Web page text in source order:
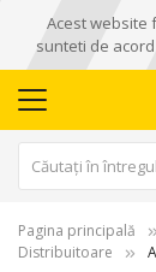
Acest website
sunteti de
Pagina principală
Distribuitoare